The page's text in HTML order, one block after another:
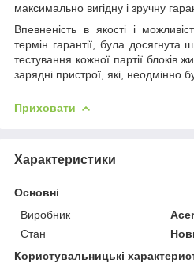
максимально вигідну і зручну
Впевненість в якості і
термін гарантії, була досягнута
тестування кожної партії блоків
зарядні пристрої, які, неодмінно
Приховати
Характеристики
Основні
Виробник
Стан
Користувальницькі